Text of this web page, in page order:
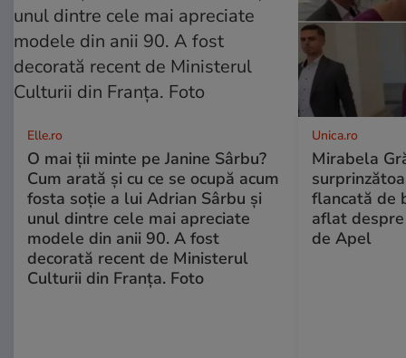
Elle.ro
O mai ții minte pe Janine Sârbu?
Cum arată și cu ce se ocupă acum
fosta soție a lui Adrian Sârbu și
unul dintre cele mai apreciate
modele din anii 90. A fost
decorată recent de Ministerul
Culturii din Franța. Foto
Unica.ro
Mirabela
flancată de
aflat
de Apel